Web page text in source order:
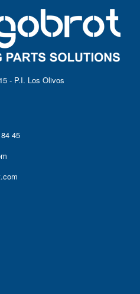
- P.I. Los Olivos
45